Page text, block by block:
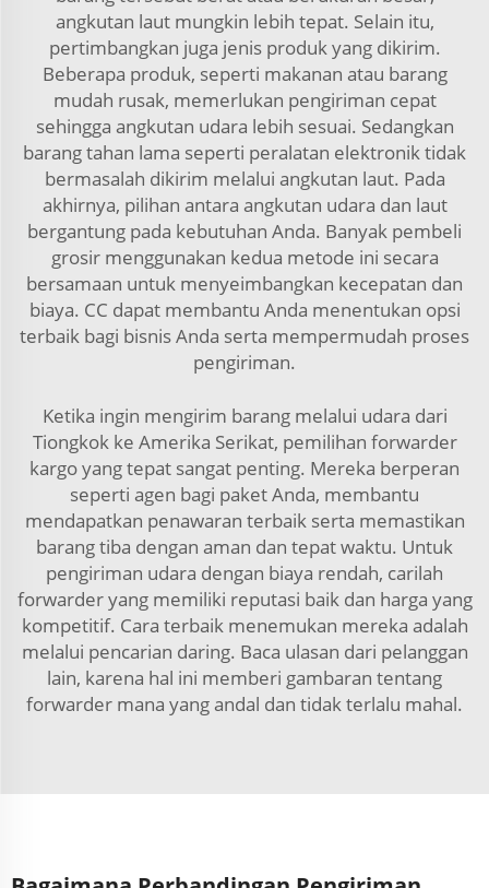
angkutan laut mungkin lebih tepat. Selain itu,
pertimbangkan juga jenis produk yang dikirim.
Beberapa produk, seperti makanan atau barang
mudah rusak, memerlukan pengiriman cepat
sehingga angkutan udara lebih sesuai. Sedangkan
barang tahan lama seperti peralatan elektronik tidak
bermasalah dikirim melalui angkutan laut. Pada
akhirnya, pilihan antara angkutan udara dan laut
bergantung pada kebutuhan Anda. Banyak pembeli
grosir menggunakan kedua metode ini secara
bersamaan untuk menyeimbangkan kecepatan dan
biaya. CC dapat membantu Anda menentukan opsi
terbaik bagi bisnis Anda serta mempermudah proses
pengiriman.
Ketika ingin mengirim barang melalui udara dari
Tiongkok ke Amerika Serikat, pemilihan forwarder
kargo yang tepat sangat penting. Mereka berperan
seperti agen bagi paket Anda, membantu
mendapatkan penawaran terbaik serta memastikan
barang tiba dengan aman dan tepat waktu. Untuk
pengiriman udara dengan biaya rendah, carilah
forwarder yang memiliki reputasi baik dan harga yang
kompetitif. Cara terbaik menemukan mereka adalah
melalui pencarian daring. Baca ulasan dari pelanggan
lain, karena hal ini memberi gambaran tentang
forwarder mana yang andal dan tidak terlalu mahal.